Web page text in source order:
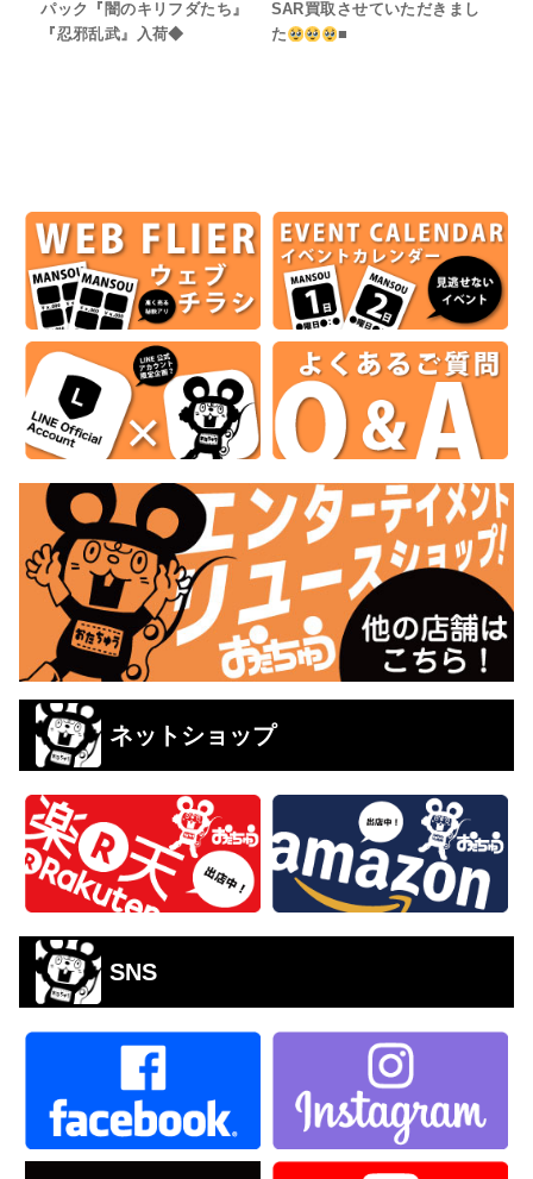
パック『闇のキリフダたち』
『忍邪乱武』入荷◆
SAR買取させていただきまし
た
■
ネットショップ
SNS